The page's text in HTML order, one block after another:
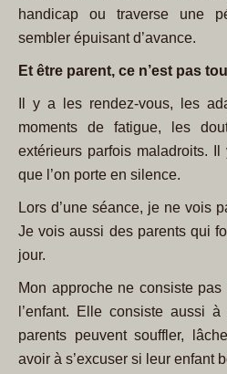
handicap ou traverse une
sembler épuisant d’avance.
Et être parent, ce n’est pas
Il y a les rendez-vous, les
moments de fatigue, les
extérieurs parfois maladroits.
que l’on porte en silence.
Lors d’une séance, je ne vois
Je vois aussi des parents qui
jour.
Mon approche ne consiste pas
l’enfant. Elle consiste aussi
parents peuvent souffler,
avoir à s’excuser si leur enfant